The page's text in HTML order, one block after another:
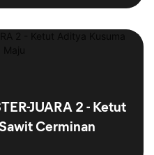
JUARA 2 - Ketut
Cerminan